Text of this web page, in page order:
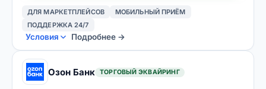
ДЛЯ МАРКЕТПЛЕЙСОВ
МОБИЛЬНЫЙ ПРИЁМ
ПОДДЕРЖКА 24/7
Условия Подробнее →
Озон Банк ТОРГОВЫЙ ЭКВАЙРИНГ